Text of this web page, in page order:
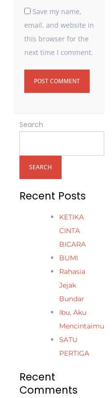
Save my name,
email, and website in
this browser for the
next time I comment.
Search
SEARCH
Recent Posts
KETIKA
CINTA
BICARA
BUMI
Rahasia
Jejak
Bundar
Ibu, Aku
Mencintaimu
SATU
PERTIGA
Recent
Comments